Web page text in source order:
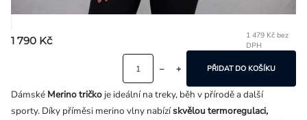
1 790 Kč
1 479 Kč bez
DPH
PŘIDAT DO KOŠÍKU
Dámské Merino tričko je ideální na treky, běh v přírodě a další
sporty. Díky příměsi merino vlny nabízískvělou termoregulaci,